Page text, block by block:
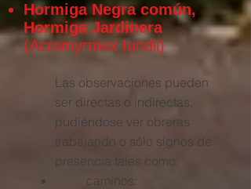
Hormiga Negra común,
Hormiga Jardinera
(Acromyrmex Iundii)
Las observaciones pueden
ser directas o indirectas,
pudiéndose ver obreras
trabajando o sólo signos de
presencia tales como:
caminos: